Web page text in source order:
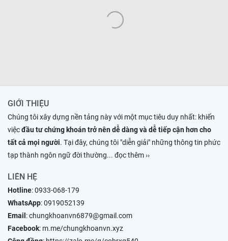
GIỚI THIỆU
Chúng tôi xây dựng nền tảng này với một mục tiêu duy nhất: khiến
việcđầu tư chứng khoán trở nên dễ dàng và dễ tiếp cận hơn cho
tất cả mọi người. Tại đây, chúng tôi "diễn giải" những thông tin phức
tạp thành ngôn ngữ đời thường... đọc thêm ››
LIÊN HỆ
Hotline:0933-068-179
WhatsApp:0919052139
Email :chungkhoanvn6879@gmail.com
Facebook: m.me/chungkhoanvn.xyz